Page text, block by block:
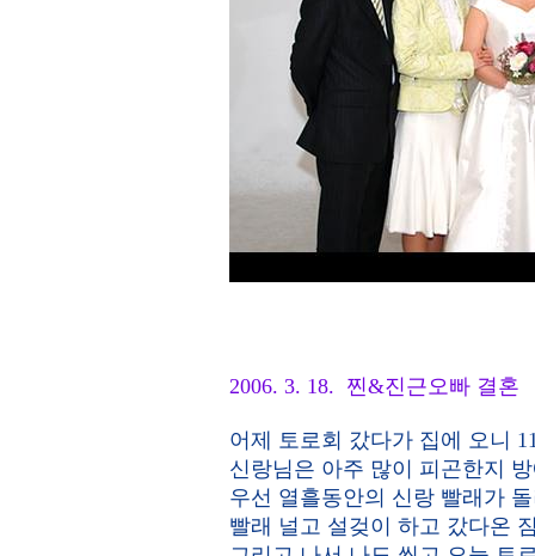
2006. 3. 18. 찐&진근오빠 결혼
어제 토로회 갔다가 집에 오니
신랑님은 아주 많이 피곤한지
우선 열흘동안의 신랑 빨래가
빨래 널고 설겆이 하고 갔다온